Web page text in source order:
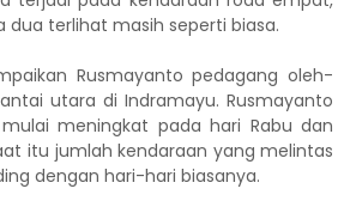
dua terlihat masih seperti biasa.
Rusmayanto pedagang oleh-
utara di Indramayu. Rusmayanto
meningkat pada hari Rabu dan
itu jumlah kendaraan yang melintas
dengan hari-hari biasanya.